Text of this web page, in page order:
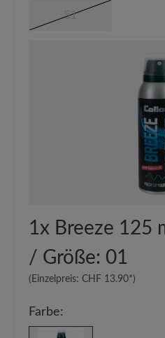
51
1x Breeze 125
/ Größe: 01
(Einzelpreis: CHF 13.90*)
Farbe: